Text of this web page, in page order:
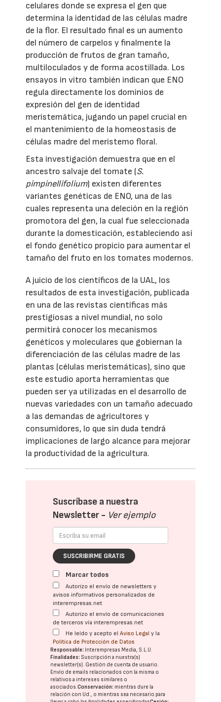
celulares donde se expresa el gen que
determina la identidad de las células madre
de la flor. El resultado final es un aumento
del número de carpelos y finalmente la
producción de frutos de gran tamaño,
multiloculados y de forma acostillada. Los
ensayos in vitro también indican que ENO
regula directamente los dominios de
expresión del gen de identidad
meristemática, jugando un papel crucial en
el mantenimiento de la homeostasis de
células madre del meristemo floral.
Esta investigación demuestra que en el
ancestro salvaje del tomate (S.
pimpinellifolium) existen diferentes
variantes genéticas de ENO, una de las
cuales representa una deleción en la región
promotora del gen, la cual fue seleccionada
durante la domesticación, estableciendo así
el fondo genético propicio para aumentar el
tamaño del fruto en los tomates modernos.
A juicio de los científicos de la UAL, los
resultados de esta investigación, publicada
en una de las revistas científicas más
prestigiosas a nivel mundial, no solo
permitirá conocer los mecanismos
genéticos y moleculares que gobiernan la
diferenciación de las células madre de las
plantas (células meristemáticas), sino que
este estudio aporta herramientas que
pueden ser ya utilizadas en el desarrollo de
nuevas variedades con un tamaño adecuado
a las demandas de agricultores y
consumidores, lo que sin duda tendrá
implicaciones de largo alcance para mejorar
la productividad de la agricultura.
Suscríbase a nuestra
Newsletter - Ver ejemplo
SUSCRIBIRME GRATIS
Marcar todos
Autorizo el envío de newsletters y
avisos informativos personalizados de
interempresas.net
Autorizo el envío de comunicaciones
de terceros vía interempresas.net
He leído y acepto elAviso Legal y la
Política de Protección de Datos
Responsable: Interempresas Media, S.L.U.
Finalidades: Suscripción a nuestra(s)
newsletter(s). Gestión de cuenta de usuario.
Envío de emails relacionados con la misma o
relativos a intereses similares o
asociados.Conservación: mientras dure la
relación con Ud., o mientras sea necesario para